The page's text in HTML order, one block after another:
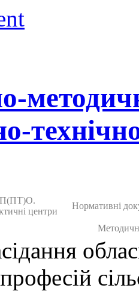
центри
Нормативні